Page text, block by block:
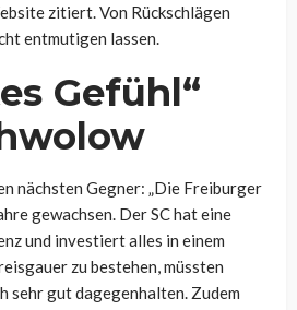
zitiert. Von Rückschlägen
entmutigen lassen.
Gefühl“
nächsten Gegner: „Die Freiburger
gewachsen. Der SC hat eine
und investiert alles in einem
zu bestehen, müssten
sehr gut dagegenhalten. Zudem